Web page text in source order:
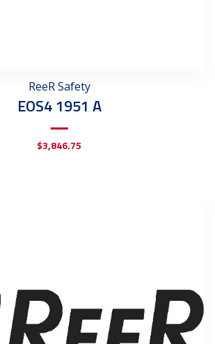
ReeR Safety
EOS4 1951 A
$3,846.75